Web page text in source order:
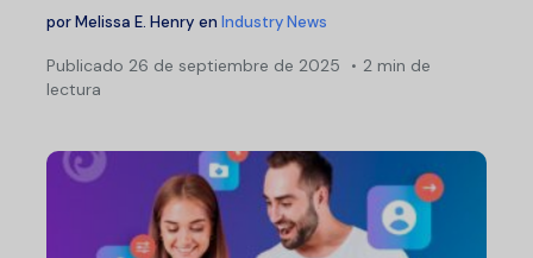
porMelissa E. Henry en Industry News
Publicado 26 de septiembre de 2025
2 min de
lectura